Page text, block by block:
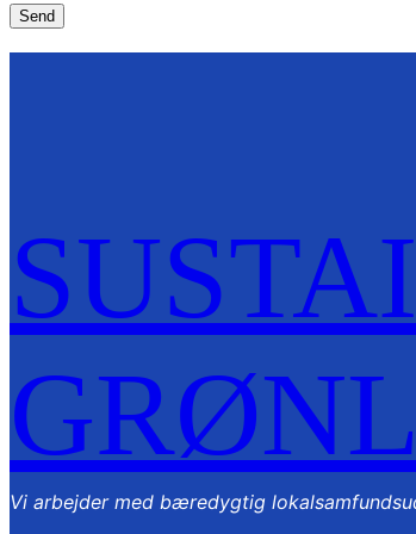
Vi arbejder med bæredygtig